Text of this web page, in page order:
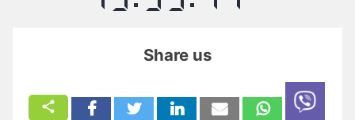
Share us